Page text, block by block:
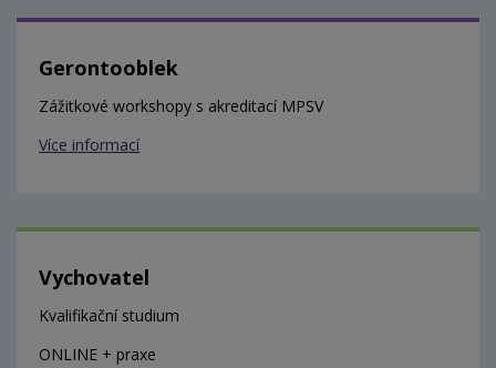
Gerontooblek
Zážitkové workshopy s akreditací MPSV
Více informací
Vychovatel
Kvalifikační studium
ONLINE + praxe